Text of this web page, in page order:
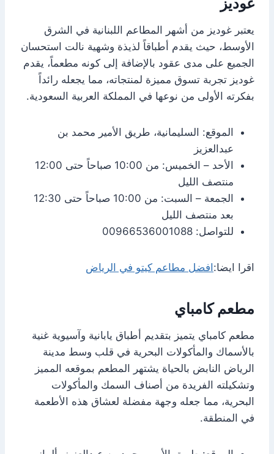
يعتبر غوديز من أشهر المطاعم اللبنانية في الشرق
الأوسط، حيث يقدم أطباقاً لذيذة وشهية نالت استحسان
الجميع على مدى عقود بالإضافة إلى كونه مطعماً، يقدم
غوديز تجربة تسوق مميزة لمنتجاته، مما يجعله رائداً
بفكرته الأولى من نوعها في المملكة العربية السعودية.
الموقع: السليمانية، طريق الأمير محمد بن
عبدالعزيز
الأحد – الخميس: من 10:00 صباحاً حتى 12:00
منتصف الليل
الجمعة – السبت: من 10:00 صباحاً حتى 12:30
بعد منتصف الليل
للتواصل: 00966536001088
اقرا ايضا: افضل مطاعم كيتو في الرياض
مطعم كامباي
مطعم كامباي يتميز بتقديم أطباق يابانية وآسيوية غنية
بالأسماك والمأكولات البحرية في قلب وسط مدينة
الرياض النابض بالحياة يشتهر المطعم بموقعه المميز
وتشكيلته الفريدة من أصناف السمك والمأكولات
البحرية، مما جعله وجهة مفضلة لعشاق هذه الأطعمة
في المنطقة.